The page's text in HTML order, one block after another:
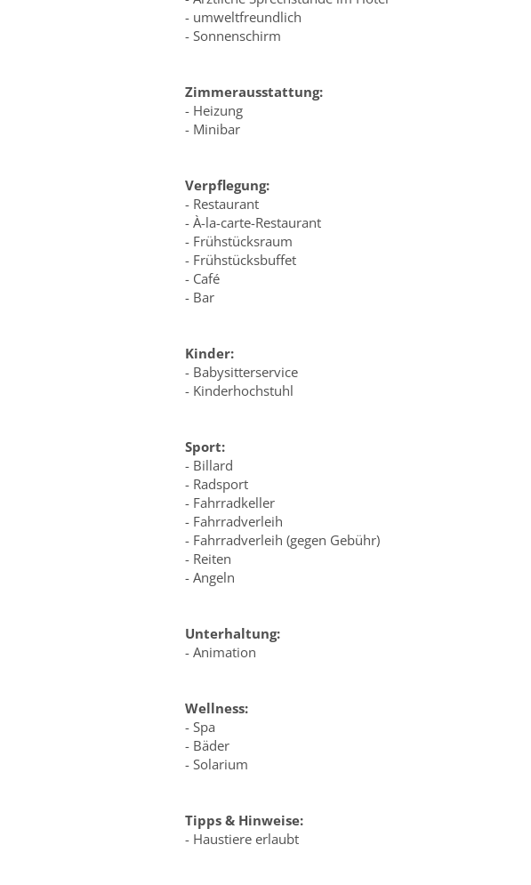
- umweltfreundlich
- Sonnenschirm
Zimmerausstattung:
- Heizung
- Minibar
Verpflegung:
- Restaurant
- À-la-carte-Restaurant
- Frühstücksraum
- Frühstücksbuffet
- Café
- Bar
Kinder:
- Babysitterservice
- Kinderhochstuhl
Sport:
- Billard
- Radsport
- Fahrradkeller
- Fahrradverleih
- Fahrradverleih (gegen Gebühr)
- Reiten
- Angeln
Unterhaltung:
- Animation
Wellness:
- Spa
- Bäder
- Solarium
Tipps & Hinweise:
- Haustiere erlaubt